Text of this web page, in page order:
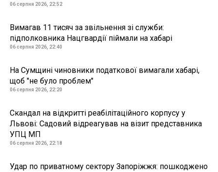
06 серпня 2026, 22:52
Вимагав 11 тисяч за звільнення зі служби:
підполковника Нацгвардії піймали на хабарі
06 серпня 2026, 22:40
На Сумщині чиновники податкової вимагали хабарі,
щоб "не було проблем"
06 серпня 2026, 22:20
Скандал на відкритті реабілітаційного корпусу у
Львові: Садовий відреагував на візит представника
УПЦ МП
06 серпня 2026, 22:18
Удар по приватному сектору Запоріжжя: пошкоджено